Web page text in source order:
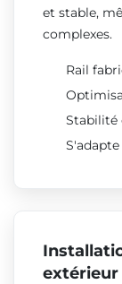
et stable,
complexes.
Rail
Stabilité
extérieur